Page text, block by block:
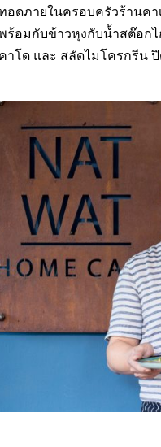
อดภายในครอบครัวร้าน
อมกับข้าวหุงกับน้ำสต๊อกไ
โด และ สลัดไมโครกรีน